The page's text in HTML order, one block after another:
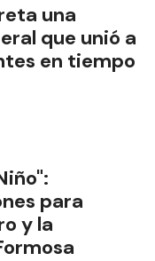
una
que unió a
en tiempo
para
y la